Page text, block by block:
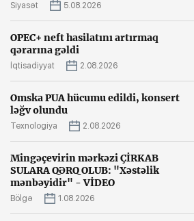
Siyasət 5.08.2026
OPEC+ neft hasilatını artırmaq
qərarına gəldi
İqtisadiyyat 2.08.2026
Omska PUA hücumu edildi, konsert
ləğv olundu
Texnologiya 2.08.2026
Mingəçevirin mərkəzi ÇİRKAB
SULARA QƏRQ OLUB: "Xəstəlik
mənbəyidir" - VİDEO
Bölgə 1.08.2026